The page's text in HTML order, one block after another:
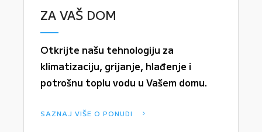
ZA VAŠ DOM
Otkrijte našu tehnologiju za
klimatizaciju, grijanje, hlađenje i
potrošnu toplu vodu u Vašem domu.
SAZNAJ VIŠE O PONUDI